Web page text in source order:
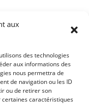
aux
des technologies
aux informations des
nous permettra de
de navigation ou les ID
ou de retirer son
caractéristiques
Tournages